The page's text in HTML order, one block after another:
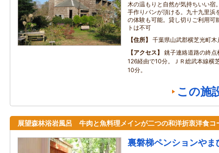
木の温もりと自然が気持ちいい宿
手作りパンが頂ける。九十九里浜
の体験も可能。貸し切りご利用可
トは不可
住所
千葉県山武郡横芝光町
アクセス
銚子連絡道路の終
126経由で10分。ＪＲ総武本線横
10分。
この施
展望森林浴岩風呂 牛肉と魚料理メインが二つの和洋折衷洋食コ
裏磐梯ペンションやま